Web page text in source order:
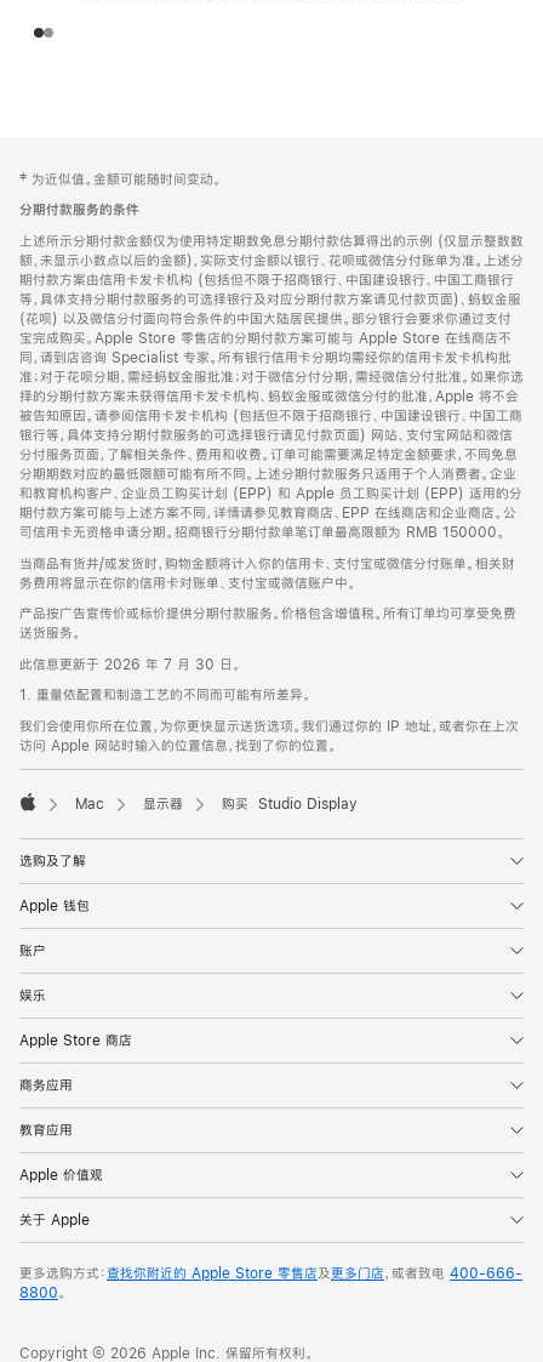
页
页
脚
注
‡ 为近似值。金额可能随时间变动。
分期付款服务的条件
上述所示分期付款金额仅为使用特定期数免息分期付款估算得出的示例 (仅显示整数数
额，未显示小数点以后的金额)，实际支付金额以银行、花呗或微信分付账单为准。上述分
期付款方案由信用卡发卡机构 (包括但不限于招商银行、中国建设银行、中国工商银行
等，具体支持分期付款服务的可选择银行及对应分期付款方案请见付款页面)、蚂蚁金服
(花呗) 以及微信分付面向符合条件的中国大陆居民提供。部分银行会要求你通过支付
宝完成购买。Apple Store 零售店的分期付款方案可能与 Apple Store 在线商店不
同，请到店咨询 Specialist 专家。所有银行信用卡分期均需经你的信用卡发卡机构批
准；对于花呗分期，需经蚂蚁金服批准；对于微信分付分期，需经微信分付批准。如果你选
择的分期付款方案未获得信用卡发卡机构、蚂蚁金服或微信分付的批准，Apple 将不会
被告知原因。请参阅信用卡发卡机构 (包括但不限于招商银行、中国建设银行、中国工商
银行等，具体支持分期付款服务的可选择银行请见付款页面) 网站、支付宝网站和微信
分付服务页面，了解相关条件、费用和收费。订单可能需要满足特定金额要求，不同免息
分期期数对应的最低限额可能有所不同。上述分期付款服务只适用于个人消费者。企业
和教育机构客户、企业员工购买计划 (EPP) 和 Apple 员工购买计划 (EPP) 适用的分
期付款方案可能与上述方案不同，详情请参见教育商店、EPP 在线商店和企业商店。公
司信用卡无资格申请分期。招商银行分期付款单笔订单最高限额为 RMB 150000。
当商品有货并/或发货时，购物金额将计入你的信用卡、支付宝或微信分付账单。相关财
务费用将显示在你的信用卡对账单、支付宝或微信账户中。
产品按广告宣传价或标价提供分期付款服务。价格包含增值税。所有订单均可享受免费
送货服务。
此信息更新于 2026 年 7 月 30 日。
1. 重量依配置和制造工艺的不同而可能有所差异。
我们会使用你所在位置，为你更快显示送货选项。我们通过你的 IP 地址，或者你在上次
访问 Apple 网站时输入的位置信息，找到了你的位置。
Mac 显示器 购买 Studio Display
选购及了解
Apple 钱包
账户
娱乐
Apple Store 商店
商务应用
教育应用
Apple 价值观
关于 Apple
更多选购方式：查找你附近的 Apple Store 零售店及更多门店，或者致电 400-666-
8800。
Copyright © 2026 Apple Inc. 保留所有权利。